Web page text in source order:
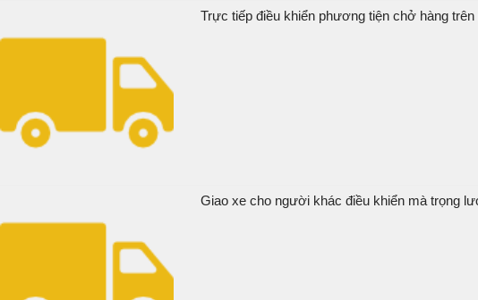
Trực tiếp điều khiển phương tiện chở hàng
Giao xe cho người khác điều khiển mà trọng